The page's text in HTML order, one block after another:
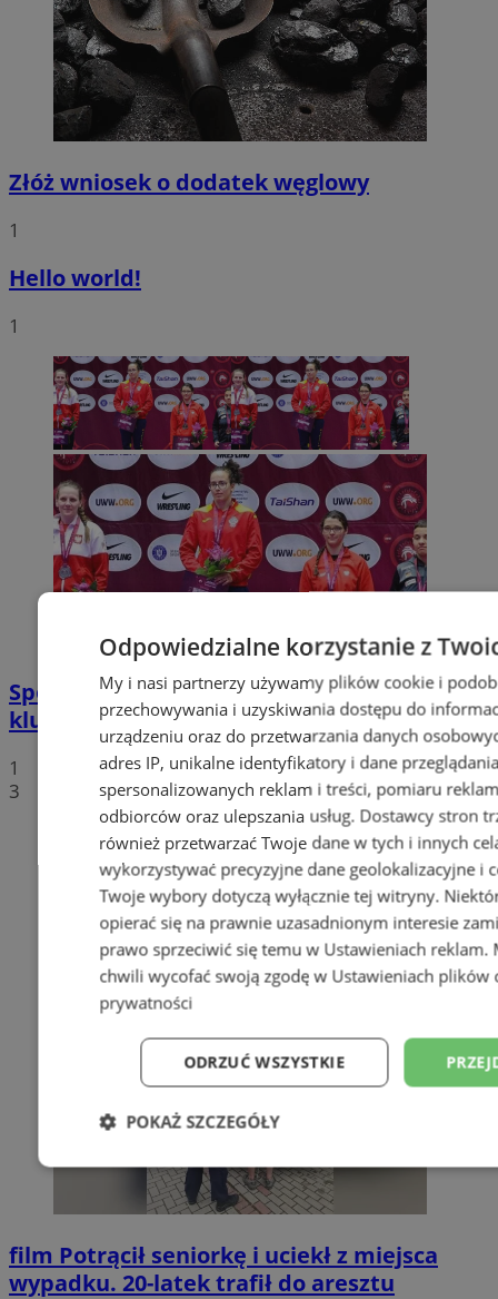
Złóż wniosek o dodatek węglowy
1
Hello world!
1
Sportowe podsumowanie wodzisławskich
klubów sportowych
1
3
film Potrącił seniorkę i uciekł z miejsca
wypadku. 20-latek trafił do aresztu
Odpowiedzialne korzystanie z
My i nasi partnerzy używamy plików cookie i
przechowywania i uzyskiwania dostępu do
urządzeniu oraz do przetwarzania danych
adres IP, unikalne identyfikatory i dane
spersonalizowanych reklam i treści, pomiaru
odbiorców oraz ulepszania usług. Dostawcy stron
również przetwarzać Twoje dane w tych i innych
wykorzystywać precyzyjne dane geolokalizacyjne i
Twoje wybory dotyczą wyłącznie tej witryny.
opierać się na prawnie uzasadnionym interesie
prawo sprzeciwić się temu w Ustawieniach reklam.
chwili wycofać swoją zgodę w Ustawieniach plików
prywatności
ODRZUĆ WSZYSTKIE
POKAŻ SZCZEGÓŁY
Niezbędne Wydajność
Niesklasyfikowane